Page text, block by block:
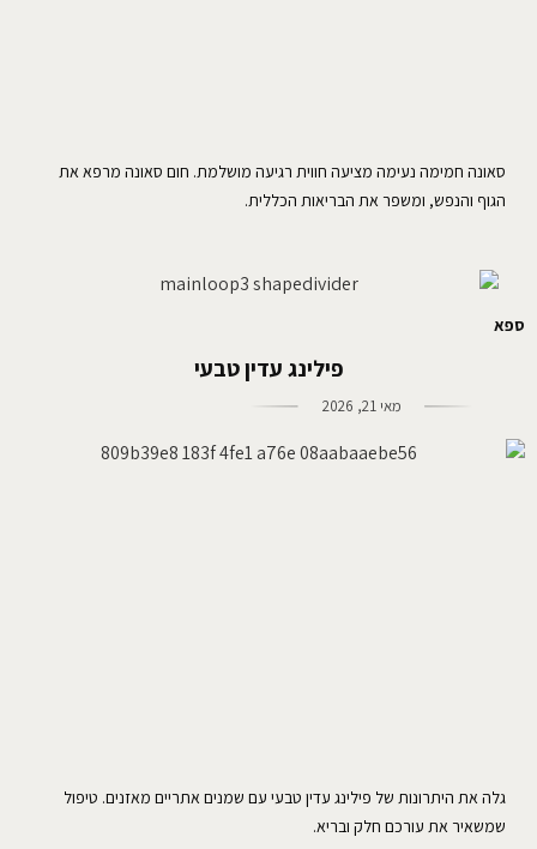
סאונה חמימה נעימה מציעה חווית רגיעה מושלמת. חום סאונה מרפא את
הגוף והנפש, ומשפר את הבריאות הכללית.
ספא
פילינג עדין טבעי
מאי 21, 2026
גלה את היתרונות של פילינג עדין טבעי עם שמנים אתריים מאזנים. טיפול
שמשאיר את עורכם חלק ובריא.